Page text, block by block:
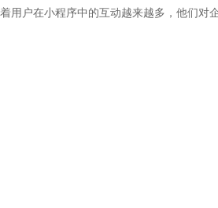
户在小程序中的互动越来越多，他们对